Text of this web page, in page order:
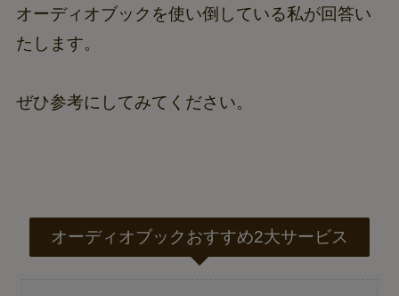
オーディオブックを使い倒している私が回答い
たします。
ぜひ参考にしてみてください。
オーディオブックおすすめ2大サービス